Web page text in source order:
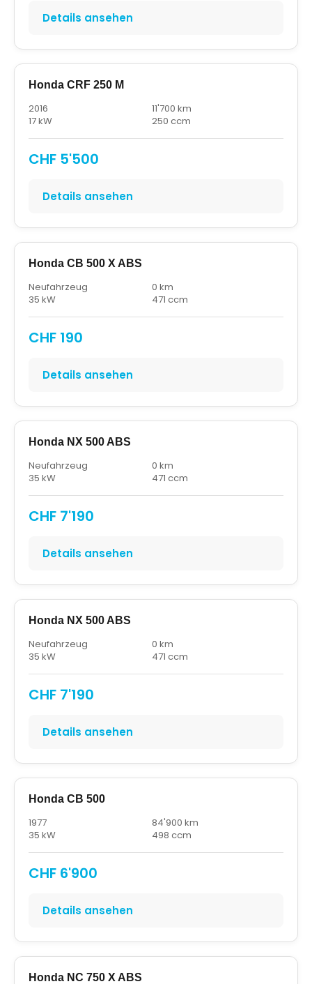
Details ansehen
Honda CRF 250 M
2016
11'700 km
17 kW
250 ccm
CHF 5'500
Details ansehen
Honda CB 500 X ABS
Neufahrzeug
0 km
35 kW
471 ccm
CHF 190
Details ansehen
Honda NX 500 ABS
Neufahrzeug
0 km
35 kW
471 ccm
CHF 7'190
Details ansehen
Honda NX 500 ABS
Neufahrzeug
0 km
35 kW
471 ccm
CHF 7'190
Details ansehen
Honda CB 500
1977
84'900 km
35 kW
498 ccm
CHF 6'900
Details ansehen
Honda NC 750 X ABS